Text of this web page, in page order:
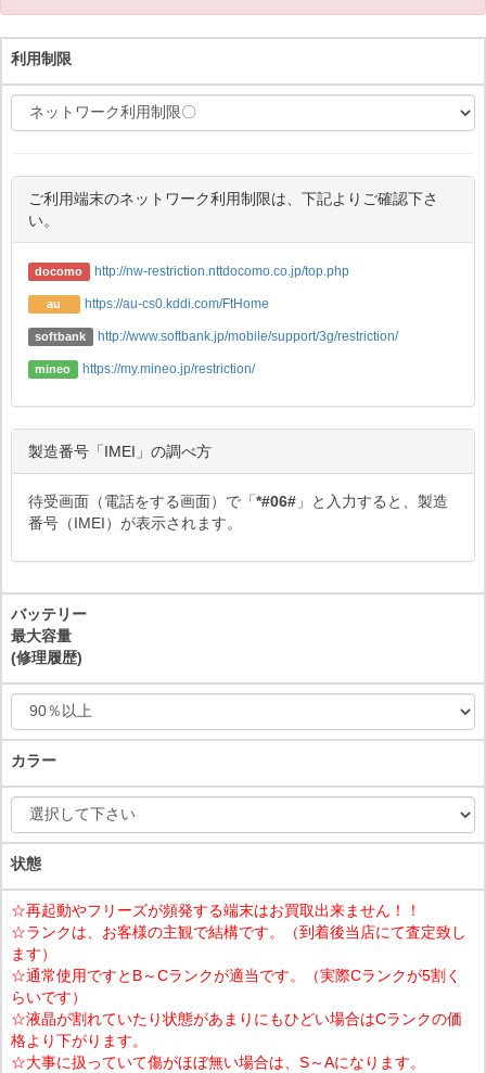
利用制限
ご利用端末のネットワーク利用制限は、下記よりご確認下さ
い。
docomo http://nw-restriction.nttdocomo.co.jp/top.php
au https://au-cs0.kddi.com/FtHome
softbank http://www.softbank.jp/mobile/support/3g/restriction/
mineo https://my.mineo.jp/restriction/
製造番号「IMEI」の調べ方
待受画面（電話をする画面）で「*#06# 」と入力すると、製造
番号（IMEI）が表示されます。
バッテリー
最大容量
(修理履歴)
カラー
状態
☆再起動やフリーズが頻発する端末はお買取出来ません！！
☆ランクは、お客様の主観で結構です。（到着後当店にて査定致し
ます）
☆通常使用ですとB～Cランクが適当です。（実際Cランクが5割く
らいです）
☆液晶が割れていたり状態があまりにもひどい場合はCランクの価
格より下がります。
☆大事に扱っていて傷がほぼ無い場合は、S～Aになります。